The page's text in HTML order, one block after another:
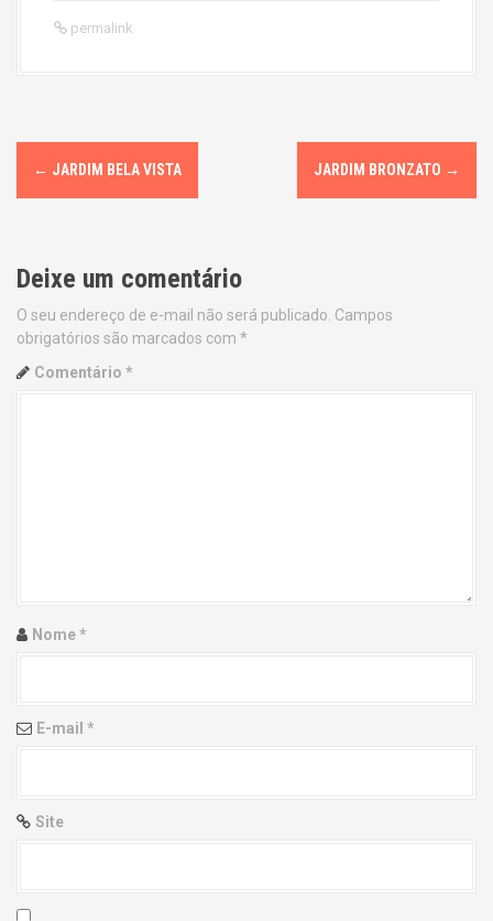
permalink
P
o
t
n
a
i
n
← JARDIM BELA VISTA JARDIM BRONZATO →
Deixe um comentário
O seu endereço de e-mail não será publicado. Campos
obrigatórios são marcados com *
Comentário *
Nome*
E-mail *
Site